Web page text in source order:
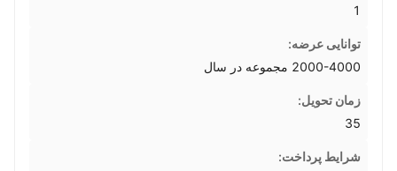
1
توانایی عرضه:
2000-4000 مجموعه در سال
زمان تحویل:
35
شرایط پرداخت: